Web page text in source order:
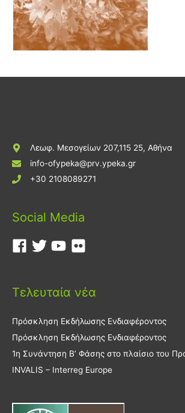
Λεωφ. Μεσογείων 207,115 25, Αθήνα
info-ofypeka@prv.ypeka.gr
+30 2108089271
Social Media
Τελευταία νέα
Πρόσκληση Εκδήλωσης Ενδιαφέροντος
Πρόσκληση Εκδήλωσης Ενδιαφέροντος
1η Συνάντηση Β’ Φάσης στο πλαίσιο του
INVALIS – Interreg Europe